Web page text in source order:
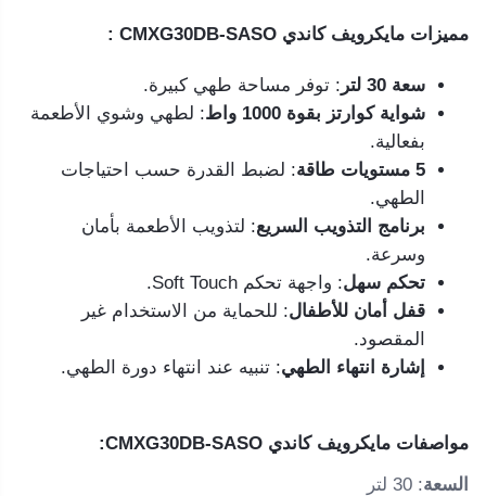
مميزات مايكرويف كاندي CMXG30DB-SASO :
سعة 30 لتر
: توفر مساحة طهي كبيرة.
شواية كوارتز بقوة 1000 واط
: لطهي وشوي الأطعمة
بفعالية.
5 مستويات طاقة
: لضبط القدرة حسب احتياجات
الطهي.
برنامج التذويب السريع: لتذويب الأطعمة بأمان
وسرعة.
تحكم سهل: واجهة تحكم Soft Touch.
قفل أمان للأطفال: للحماية من الاستخدام غير
المقصود.
إشارة انتهاء الطهي: تنبيه عند انتهاء دورة الطهي.
مواصفات مايكرويف كاندي CMXG30DB-SASO:
السعة: 30 لتر